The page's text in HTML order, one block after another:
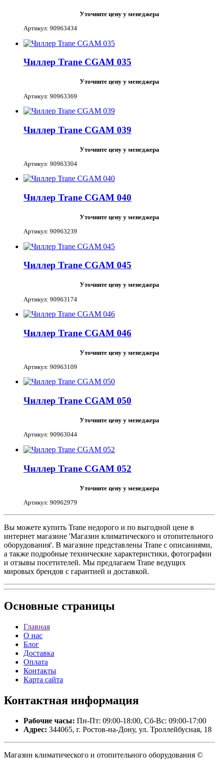
Уточните цену у менеджера
Артикул: 90963434
Чиллер Trane CGAM 035
Уточните цену у менеджера
Артикул: 90963369
Чиллер Trane CGAM 039
Уточните цену у менеджера
Артикул: 90963304
Чиллер Trane CGAM 040
Уточните цену у менеджера
Артикул: 90963239
Чиллер Trane CGAM 045
Уточните цену у менеджера
Артикул: 90963174
Чиллер Trane CGAM 046
Уточните цену у менеджера
Артикул: 90963109
Чиллер Trane CGAM 050
Уточните цену у менеджера
Артикул: 90963044
Чиллер Trane CGAM 052
Уточните цену у менеджера
Артикул: 90962979
Вы можете купить Trane недорого и по выгодной цене в
интернет магазине 'Магазин климатического и отопительного
оборудования'. В магазине представлены Trane с описаниями,
а также подробные технические характеристики, фотографии
и отзывы посетителей. Мы предлагаем Trane ведущих
мировых брендов с гарантией и доставкой.
Основные страницы
Главная
О нас
Блог
Доставка
Оплата
Контакты
Карта сайта
Контактная информация
Рабочие часы: Пн-Пт: 09:00-18:00, Сб-Вс: 09:00-17:00
Адрес: 344065, г. Ростов-на-Дону, ул. Троллейбусная, 18
Магазин климатического и отопительного оборудования ©